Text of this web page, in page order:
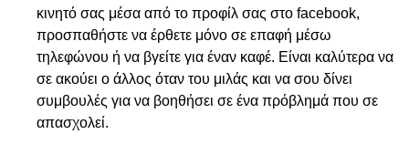
κινητό σας μέσα από το προφίλ σας στο facebook,
προσπαθήστε να έρθετε μόνο σε επαφή μέσω
τηλεφώνου ή να βγείτε για έναν καφέ. Είναι καλύτερα να
σε ακούει ο άλλος όταν του μιλάς και να σου δίνει
συμβουλές για να βοηθήσει σε ένα πρόβλημά που σε
απασχολεί.